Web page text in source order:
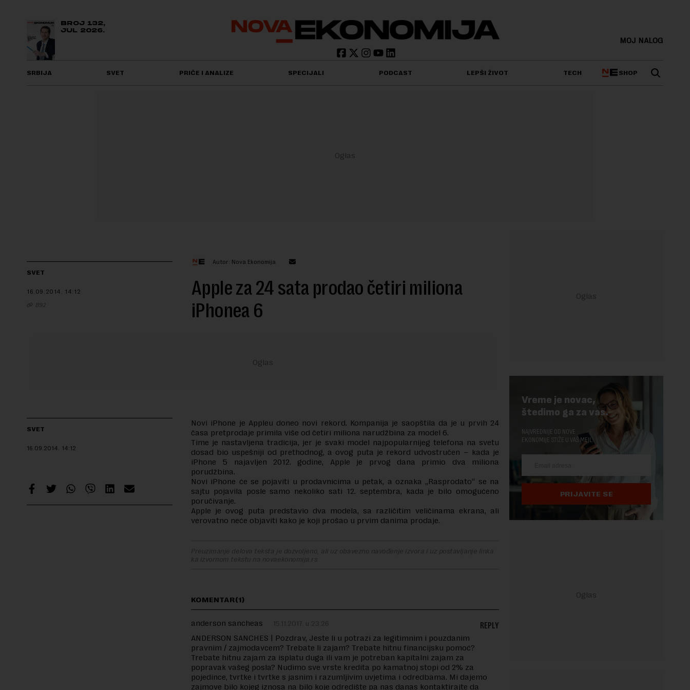
BROJ 132,
JUL 2026.
MOJ NALOG
SRBIJA SVET PRIČE I ANALIZE SPECIJALI PODCAST LEPŠI ŽIVOT TECH SHOP
SVET
16.09.2014. 14:12
B92
Autor: Nova Ekonomija
Apple za 24 sata prodao četiri miliona
iPhonea 6
SVET
16.09.2014. 14:12
Novi iPhone je Appleu doneo novi rekord. Kompanija je saopštila da je u prvih 24
časa pretprodaje primila više od četiri miliona narudžbina za model 6.
Time je nastavljena tradicija, jer je svaki model najpopularnijeg telefona na svetu
dosad bio uspešniji od prethodnog, a ovog puta je rekord udvostručen – kada je
iPhone 5 najavljen 2012. godine, Apple je prvog dana primio dva miliona
porudžbina.
Novi iPhone će se pojaviti u prodavnicima u petak, a oznaka „Rasprodato“ se na
sajtu pojavila posle samo nekoliko sati 12. septembra, kada je bilo omogućeno
poručivanje.
Apple je ovog puta predstavio dva modela, sa različitim veličinama ekrana, ali
verovatno neće objaviti kako je koji prošao u prvim danima prodaje.
Preuzimanje delova teksta je dozvoljeno, ali uz obavezno navođenje izvora i uz postavljanje linka
ka izvornom tekstu na novaekonomija.rs
KOMENTAR(1)
anderson sancheas 15.11.2017. u 23:26
ANDERSON SANCHES | Pozdrav, Jeste li u potrazi za legitimnim i pouzdanim
pravnim / zajmodavcem? Trebate li zajam? Trebate hitnu financijsku pomoć?
Trebate hitnu zajam za isplatu duga ili vam je potreban kapitalni zajam za
popravak vašeg posla? Nudimo sve vrste kredita po kamatnoj stopi od 2% za
pojedince, tvrtke i tvrtke s jasnim i razumljivim uvjetima i odredbama. Mi dajemo
zajmove bilo kojeg iznosa na bilo koje odredište pa nas danas kontaktirajte da
REPLY
Vreme je novac,
štedimo ga za vas.
NAJVREDNIJE OD NOVE
EKONOMIJE STIŽE U VAŠ MEJL.
PRIJAVITE SE